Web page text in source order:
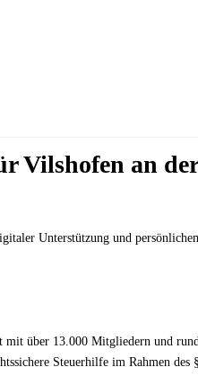
Vilshofen an
Unterstützung und
mit über 13.000 Mitgliedern und
Steuerhilfe im Rahmen des